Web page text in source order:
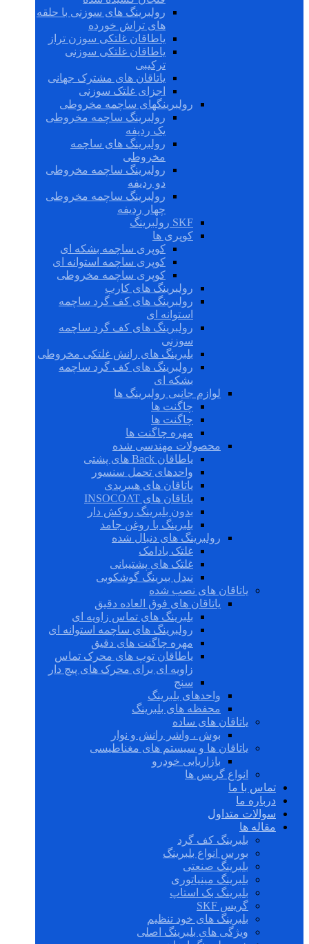
رولبرینگ های سوزنی با حلقه
های تراش خورده
یاطاقان غلتکی سوزن تراز
یاطاقان غلتکی سوزنی
ترکیبی
یاتاقان های مشترک جهانی
اجزای غلتک سوزنی
رولبرینگهای ساچمه مخروطی
رولبرینگ ساچمه مخروطی
یک ردیفه
رولبرینگ های ساچمه
مخروطی
رولبرینگ ساچمه مخروطی
دو ردیفه
رولبرینگ ساچمه مخروطی
چهار ردیفه
SKF رولبرینگ
کوپری ها
کوپری ساچمه بشکه ای
کوپری ساچمه استوانه ای
کوپری ساچمه مخروطی
رولبرینگ های کارب
رولبرینگ های کف گرد ساچمه
استوانه ای
رولبرینگ های کف گرد ساچمه
سوزنی
بلبرینگ های رانش غلتکی مخروطی
رولبرینگ های کف گرد ساچمه
بشکه ای
لوازم جانبی رولبرینگ ها
چاگنت ها
چاگنت ها
مهره چاگنت ها
محصولات مهندسی شده
یاطاقان Back های پشتی
واحدهای تحمل سنسور
یاتاقان های هیبریدی
یاتاقان های INSOCOAT
بدون بلبرینگ روکش دار
بلبرینگ با روغن جامد
رولبرینگ های دنبال شده
غلتک بادامک
غلتک های پشتیبانی
نیدل بیرینگ گوشکوبی
یاتاقان های نصب شده
یاتاقان های فوق العاده دقیق
بلبرینگ های تماس زاویه ای
رولبرینگ های ساچمه استوانه ای
مهره چاگنت های دقیق
یاطاقان توپ های محرک تماس
زاویه ای برای محرک های پیچ دار
سنج
واحدهای بلبرینگ
محفظه های بلبرینگ
یاتاقان های ساده
بوش ، واشر رانش و نوار
یاتاقان ها و سیستم های مغناطیسی
بازاریابی خودرو
انواع گریس ها
تماس با ما
درباره ما
سوالات متداول
مقاله ها
بلبرینگ کف گرد
بورس انواع بلبرینگ
بلبرینگ صنعتی
بلبرینگ مینیاتوری
بلبرینگ بک استاپ
گریس SKF
بلبرینگ های خود تنظیم
ویژگی های بلبرینگ اصلی